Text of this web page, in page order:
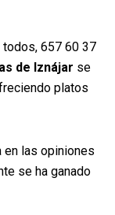
todos, 657 60 37
de Iznájar se
platos
en las opiniones
se ha ganado